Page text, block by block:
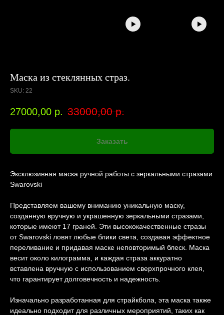
Маска из стеклянных страз.
SKU: 22
27000,00 р. 33000,00 р.
Заказать
Эксклюзивная маска ручной работы с зеркальными стразами
Swarovski
Представляем вашему вниманию уникальную маску,
созданную вручную и украшенную зеркальными стразами,
которые имеют 17 граней. Эти высококачественные стразы
от Swarovski ловят любые блики света, создавая эффектное
переливание и придавая маске неповторимый блеск. Маска
весит около килограмма, и каждая страза аккуратно
вставлена вручную с использованием сверхпрочного клея,
что гарантирует долговечность и надежность.
Изначально разработанная для страйкбола, эта маска также
идеально подходит для различных мероприятий, таких как